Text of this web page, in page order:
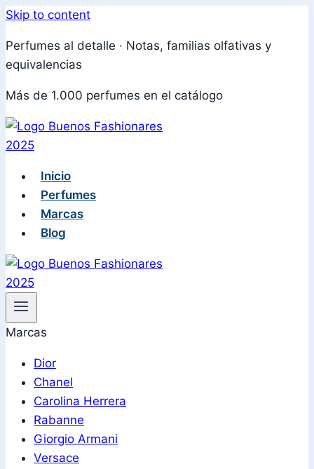
Skip to content
Perfumes al detalle · Notas, familias olfativas y
equivalencias
Más de 1.000 perfumes en el catálogo
Inicio
Perfumes
Marcas
Blog
Marcas
Dior
Chanel
Carolina Herrera
Rabanne
Giorgio Armani
Versace